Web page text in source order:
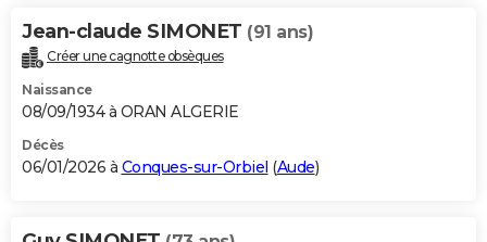
Jean-claude SIMONET (91 ans)
Créer une cagnotte obsèques
Naissance
08/09/1934 à ORAN ALGERIE
Décès
06/01/2026 à Conques-sur-Orbiel (Aude)